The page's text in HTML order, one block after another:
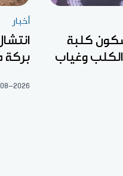
كلبة
الكلب وغياب
أخبار
بركة
2026